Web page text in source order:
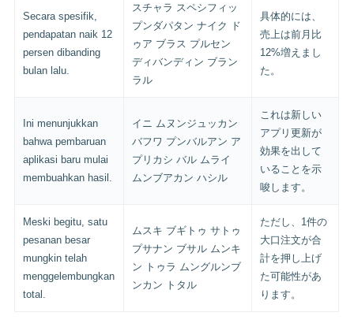
Secara spesifik,
pendapatan naik 12
persen dibanding
bulan lalu.
スチャラ スペシフィッ
プンダパタン ナイク ド
ゥア ブラス プルセン
ディバンディン ブラン
ラル
具体的には、
売上は前月比
12%増えまし
た。
Ini menunjukkan
bahwa pembaruan
aplikasi baru mulai
membuahkan hasil.
イニ ムヌンジュッカン
バフワ プンバルアン ア
プリカシ バル ムライ
ムンブアカン ハシル
これは新しい
アプリ更新が
効果を出して
いることを示
唆します。
Meski begitu, satu
pesanan besar
mungkin telah
menggelembungkan
total.
ムスキ ブギトゥ サトゥ
プサナン ブサル ムンキ
ン トゥラ ムングルンブ
ンカン トタル
ただし、1件の
大口注文が合
計を押し上げ
た可能性があ
ります。